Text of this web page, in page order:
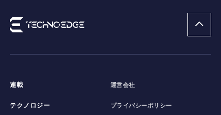
連載
テクノロジー
運営会社
プライバシーポリシー